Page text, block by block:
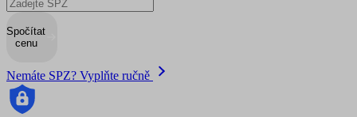
Spočítat
cenu
Nemáte SPZ? Vyplňte ručně